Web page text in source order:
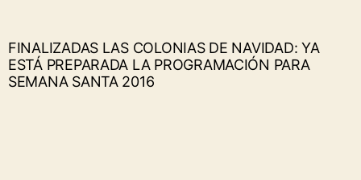
FINALIZADAS LAS COLONIAS DE NAVIDAD: YA
ESTÁ PREPARADA LA PROGRAMACIÓN PARA
SEMANA SANTA 2016